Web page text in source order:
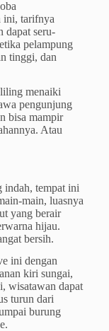
ini, tarifnya
dapat seru-
pelampung
tinggi, dan
menaiki
pengunjung
bisa mampir
Atau
indah, tempat ini
main, luasnya
yang berair
hijau.
bersih.
ini dengan
kiri sungai,
wisatawan dapat
turun dari
burung